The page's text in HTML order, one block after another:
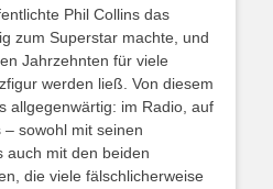
Phil Collins das
zum Superstar machte, und
Jahrzehnten für viele
werden ließ. Von diesem
allgegenwärtig: im Radio, auf
sowohl mit seinen
auch mit den beiden
die viele fälschlicherweise